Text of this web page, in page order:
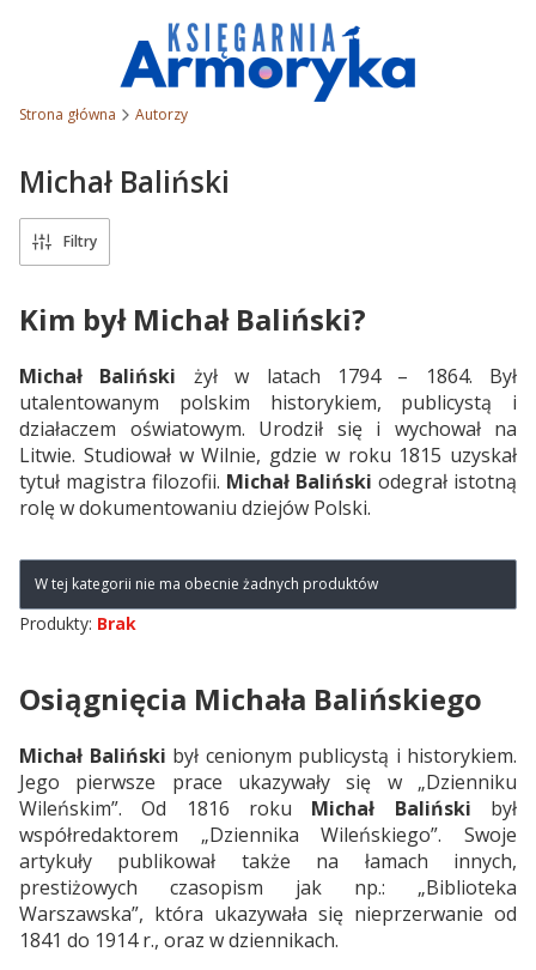
Strona główna Autorzy
Michał Baliński
Filtry
Kim był Michał Baliński?
Michał Baliński żył w latach 1794 – 1864. Był
utalentowanym polskim historykiem, publicystą i
działaczem oświatowym. Urodził się i wychował na
Litwie. Studiował w Wilnie, gdzie w roku 1815 uzyskał
tytuł magistra filozofii. Michał Baliński odegrał istotną
rolę w dokumentowaniu dziejów Polski.
Lista produktów
W tej kategorii nie ma obecnie żadnych produktów
Produkty: Brak
Osiągnięcia Michała Balińskiego
Michał Baliński był cenionym publicystą i historykiem.
Jego pierwsze prace ukazywały się w „Dzienniku
Wileńskim”. Od 1816 roku Michał Baliński był
współredaktorem „Dziennika Wileńskiego”. Swoje
artykuły publikował także na łamach innych,
prestiżowych czasopism jak np.: „Biblioteka
Warszawska”, która ukazywała się nieprzerwanie od
1841 do 1914 r., oraz w dziennikach.